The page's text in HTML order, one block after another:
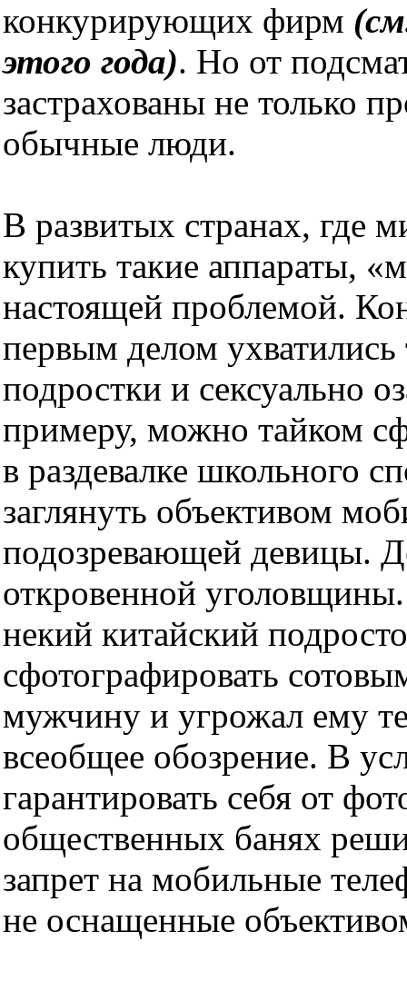
конкурирующих фирм
этого года). Но от
застрахованы не только
обычные люди.
В развитых странах, где
купить такие аппараты,
настоящей проблемой.
первым делом
подростки и сексуально
примеру, можно тайком
в раздевалке школьного
заглянуть объективом
подозревающей девицы.
откровенной
некий китайский
сфотографировать
мужчину и угрожал ему
всеобщее обозрение. В
гарантировать себя от
общественных банях
запрет на мобильные
не оснащенные